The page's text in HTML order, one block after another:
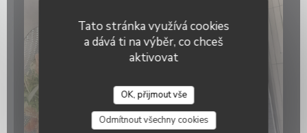
Tato stránka využívá cookies
a dává ti na výběr, co chceš
aktivovat
OK, přijmout vše
Odmítnout všechny cookies
La Galiote Restaurant & Bar